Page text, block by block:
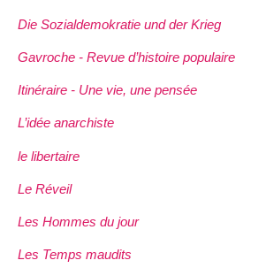
Die Sozialdemokratie und der Krieg
Gavroche - Revue d’histoire populaire
Itinéraire - Une vie, une pensée
L’idée anarchiste
le libertaire
Le Réveil
Les Hommes du jour
Les Temps maudits